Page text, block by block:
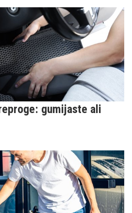
da se je avtomobil znašel v
gumijaste ali